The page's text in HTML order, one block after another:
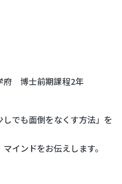
府 博士前期課程2年
でも面倒をなくす方法」を
インドをお伝えします。